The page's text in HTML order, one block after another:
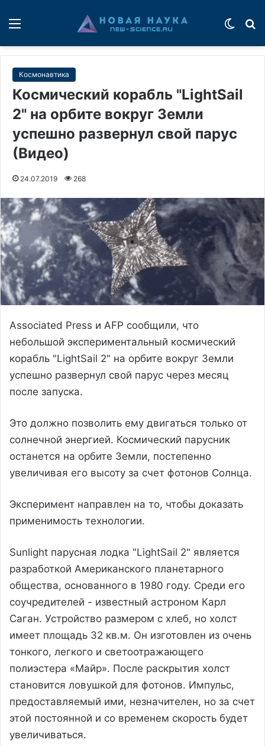
Космонавтика
Космический корабль "LightSail
2" на орбите вокруг Земли
успешно развернул свой парус
(Видео)
24.07.2019 268
Associated Press и AFP сообщили, что
небольшой экспериментальный космический
корабль "LightSail 2" на орбите вокруг Земли
успешно развернул свой парус через месяц
после запуска.
Это должно позволить ему двигаться только от
солнечной энергией. Космический парусник
останется на орбите Земли, постепенно
увеличивая его высоту за счет фотонов Солнца.
Эксперимент направлен на то, чтобы доказать
применимость технологии.
Sunlight парусная лодка "LightSail 2" является
разработкой Американского планетарного
общества, основанного в 1980 году. Среди его
соучредителей - известный астроном Карл
Саган. Устройство размером с хлеб, но холст
имеет площадь 32 кв.м. Он изготовлен из очень
тонкого, легкого и светоотражающего
полиэстера «Майр». После раскрытия холст
становится ловушкой для фотонов. Импульс,
предоставляемый ими, незначителен, но за счет
этой постоянной и со временем скорость будет
увеличиваться.